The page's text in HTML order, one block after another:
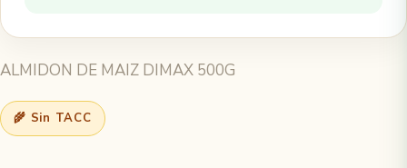
ALMIDON DE MAIZ DIMAX 500G
🌾 Sin TACC